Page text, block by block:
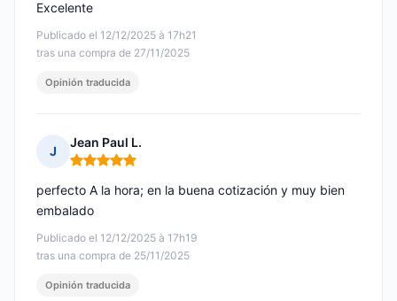
Publicado el 12/12/2025 à 17h21
tras una compra de 27/11/2025
Excelente
Opinión traducida
J
Jean Paul L.
Nota: 5 de 5
Publicado el 12/12/2025 à 17h19
tras una compra de 25/11/2025
perfecto A la hora; en la buena cotización y muy bien
embalado
Opinión traducida